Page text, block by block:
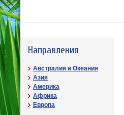
Направления
Австралия и Океания
Азия
Америка
Африка
Европа